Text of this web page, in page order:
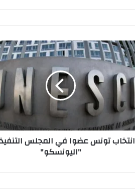
انتخاب تونس عضوا في المجلس
"اليونسكو"